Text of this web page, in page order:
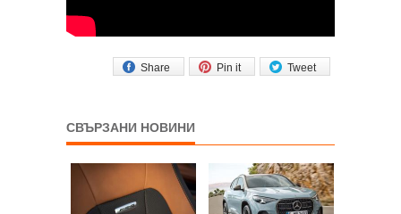
Tweet
Pin it
Share
СВЪРЗАНИ НОВИНИ